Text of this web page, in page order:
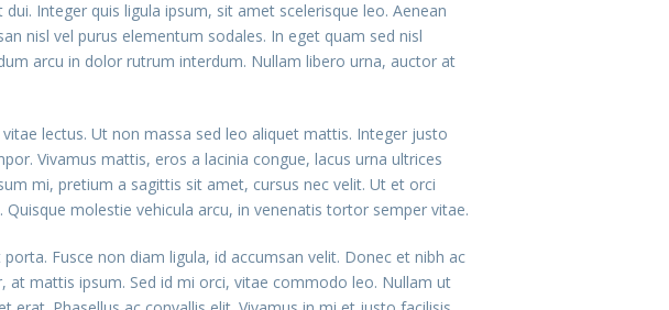
Integer quis ligula ipsum, sit amet scelerisque leo. Aenean
nisl vel purus elementum sodales. In eget quam sed nisl
arcu in dolor rutrum interdum. Nullam libero urna, auctor at
lectus. Ut non massa sed leo aliquet mattis. Integer justo
Vivamus mattis, eros a lacinia congue, lacus urna ultrices
mi, pretium a sagittis sit amet, cursus nec velit. Ut et orci
molestie vehicula arcu, in venenatis tortor semper vitae.
Fusce non diam ligula, id accumsan velit. Donec et nibh ac
mattis ipsum. Sed id mi orci, vitae commodo leo. Nullam ut